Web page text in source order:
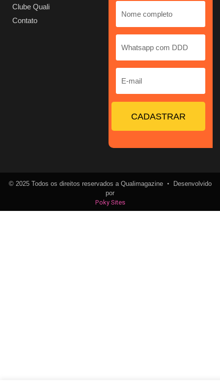
Clube Quali
Contato
CADASTRAR
© 2025 Todos os direitos reservados a Qualimagazine • Desenvolvido
por
Poky Sites